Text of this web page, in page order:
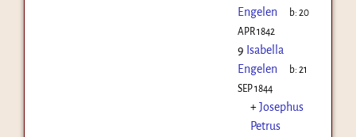
Engelen
b:20
APR 1842
9 Isabella
Engelen
b:21
SEP 1844
+Josephus
Petrus